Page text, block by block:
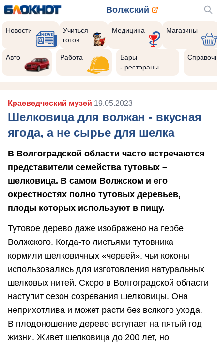
Волжский
Новости
Учиться
готов
Медицина Магазины
Авто Работа
Бары
- рестораны
Краеведческий музей 19.05.2023
Шелковица для волжан - вкусная
ягода, а не сырье для шелка
В Волгоградской области часто встречаются
представители семейства тутовых –
шелковица. В самом Волжском и его
окрестностях полно тутовых деревьев,
плоды которых используют в пищу.
Тутовое дерево даже изображено на гербе
Волжского. Когда-то листьями тутовника
кормили шелковичных «червей», чьи коконы
использовались для изготовления натуральных
шелковых нитей. Скоро в Волгоградской области
наступит сезон созревания шелковицы. Она
неприхотлива и может расти без всякого ухода.
В плодоношение дерево вступает на пятый год
жизни. Живет шелковица до 200 лет, но
Реклама закроется через:
РЕКЛАМА • ИП РУСТАМОВ Р. А. ИНН 343516870293